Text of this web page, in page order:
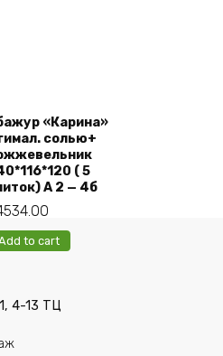
«Карина»
солью+
( 5
А 2 — 4б
to cart
4-13 ТЦ